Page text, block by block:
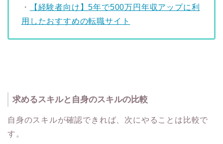
・
【経験者向け】5年で500万円年収アップに利
用したおすすめの転職サイト
求めるスキルと自身のスキルの比較
自身のスキルが確認できれば、次にやることは比較で
す。